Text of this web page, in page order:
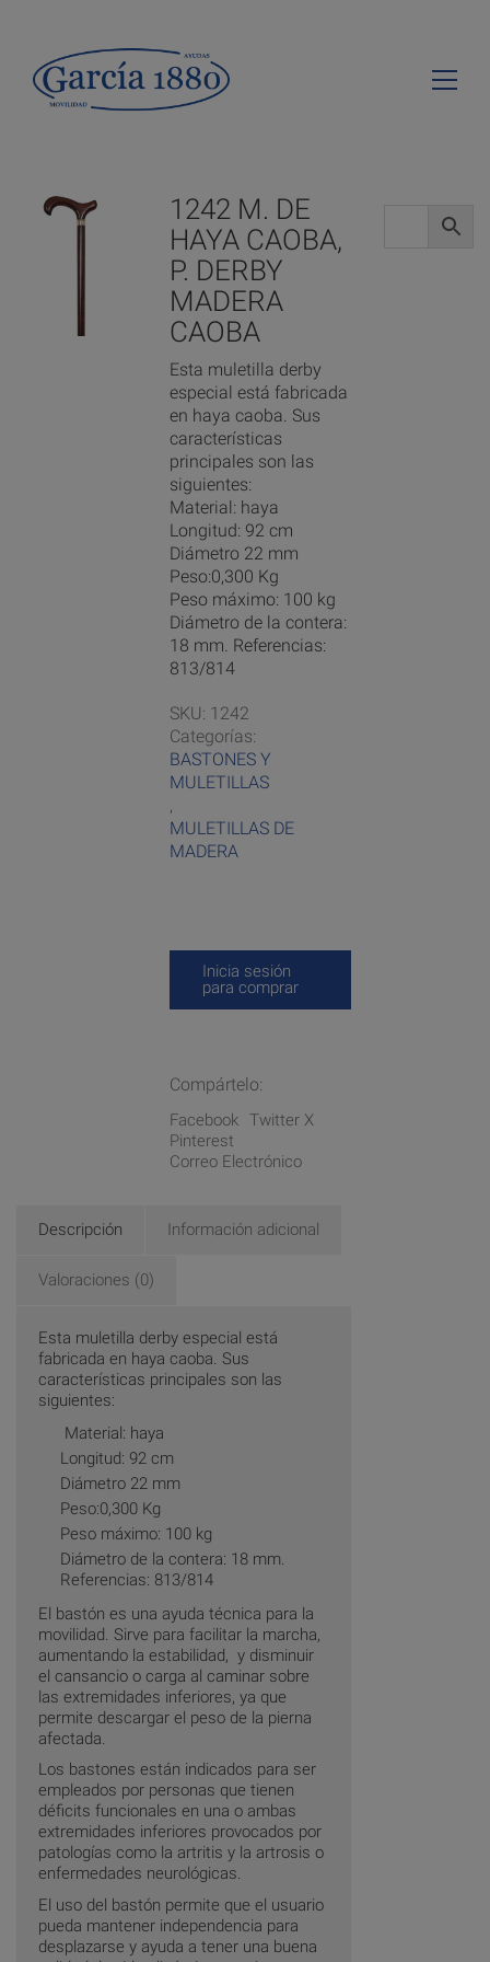
1242 M. DE
HAYA CAOBA,
P. DERBY
MADERA
CAOBA
Esta muletilla derby
especial está fabricada
en haya caoba. Sus
características
principales son las
siguientes:
Material: haya
Longitud: 92 cm
Diámetro 22 mm
Peso:0,300 Kg
Peso máximo: 100 kg
Diámetro de la contera:
18 mm. Referencias:
813/814
SKU: 1242
Categorías:
BASTONES Y
MULETILLAS
,
MULETILLAS DE
MADERA
Inicia sesión
para comprar
Compártelo:
Facebook Twitter X
Pinterest
Correo Electrónico
Descripción Información adicional
Valoraciones (0)
Esta muletilla derby especial está
fabricada en haya caoba. Sus
características principales son las
siguientes:
Material: haya
Longitud: 92 cm
Diámetro 22 mm
Peso:0,300 Kg
Peso máximo: 100 kg
Diámetro de la contera: 18 mm.
Referencias: 813/814
El bastón es una ayuda técnica para la
movilidad. Sirve para facilitar la marcha,
aumentando la estabilidad, y disminuir
el cansancio o carga al caminar sobre
las extremidades inferiores, ya que
permite descargar el peso de la pierna
afectada.
Los bastones están indicados para ser
empleados por personas que tienen
déficits funcionales en una o ambas
extremidades inferiores provocados por
patologías como la artritis y la artrosis o
enfermedades neurológicas.
El uso del bastón permite que el usuario
pueda mantener independencia para
desplazarse y ayuda a tener una buena